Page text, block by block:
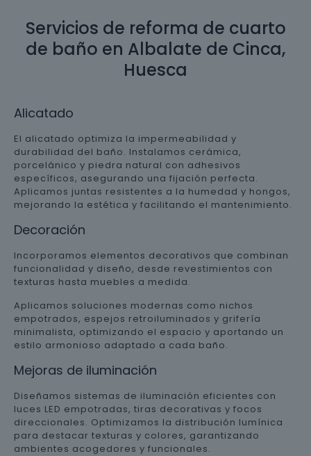
Servicios de reforma de cuarto
de baño en Albalate de Cinca,
Huesca
Alicatado
El alicatado optimiza la impermeabilidad y
durabilidad del baño. Instalamos cerámica,
porcelánico y piedra natural con adhesivos
específicos, asegurando una fijación perfecta.
Aplicamos juntas resistentes a la humedad y hongos,
mejorando la estética y facilitando el mantenimiento.
Decoración
Incorporamos elementos decorativos que combinan
funcionalidad y diseño, desde revestimientos con
texturas hasta muebles a medida.
Aplicamos soluciones modernas como nichos
empotrados, espejos retroiluminados y grifería
minimalista, optimizando el espacio y aportando un
estilo armonioso adaptado a cada baño.
Mejoras de iluminación
Diseñamos sistemas de iluminación eficientes con
luces LED empotradas, tiras decorativas y focos
direccionales. Optimizamos la distribución lumínica
para destacar texturas y colores, garantizando
ambientes acogedores y funcionales.